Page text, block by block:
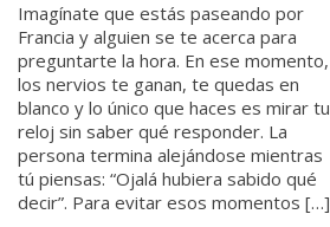
Imagínate que estás paseando por
Francia y alguien se te acerca para
preguntarte la hora. En ese momento,
los nervios te ganan, te quedas en
blanco y lo único que haces es mirar tu
reloj sin saber qué responder. La
persona termina alejándose mientras
tú piensas: “Ojalá hubiera sabido qué
decir”. Para evitar esos momentos […]